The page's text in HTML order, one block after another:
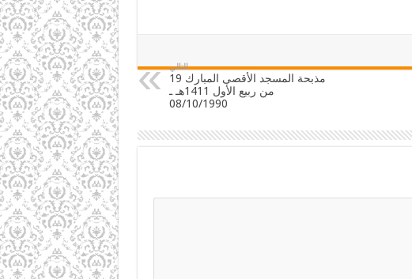
التالي
مذبحة المسجد الأقصى المبارك 19
من ربيع الأول 1411هـ ـ
08/10/1990